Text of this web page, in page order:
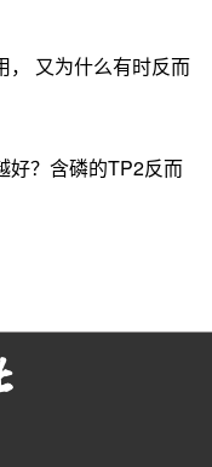
， 又为什么有时反而
好？含磷的TP2反而